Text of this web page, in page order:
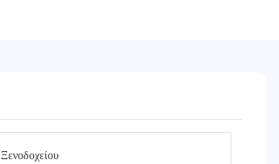
Ξενοδοχείου